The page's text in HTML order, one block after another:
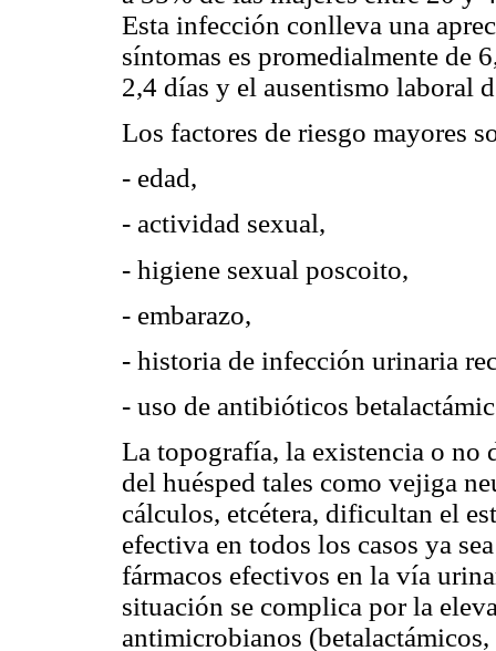
Esta infección conlleva una
síntomas es promedialmente de
2,4 días y el ausentismo laboral
Los factores de riesgo mayores
- edad,
- actividad sexual,
- higiene sexual poscoito,
- embarazo,
- historia de infección urinaria
- uso de antibióticos
La topografía, la existencia o no
del huésped tales como vejiga
cálculos, etcétera, dificultan el
efectiva en todos los casos ya
fármacos efectivos en la vía
situación se complica por la
antimicrobianos